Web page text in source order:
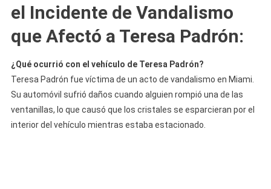
el Incidente de Vandalismo
que Afectó a Teresa Padrón:
¿Qué ocurrió con el vehículo de Teresa Padrón?
Teresa Padrón fue víctima de un acto de vandalismo en Miami.
Su automóvil sufrió daños cuando alguien rompió una de las
ventanillas, lo que causó que los cristales se esparcieran por el
interior del vehículo mientras estaba estacionado.